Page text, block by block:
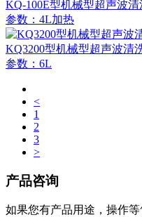
KQ-100E型机械型超声波清
参数：4L加热
KQ3200型机械型超声波清
参数：6L
<
1
2
3
>
产品咨询
如果您有产品用途，操作